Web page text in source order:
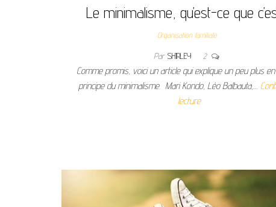
Le minimalisme, qu’est-ce que
Organisation familiale
Par SHIRLEY 2
Comme promis, voici un article qui explique un peu plus
principe du minimalisme. Mari Kondo, Léo Balbauta,…
lecture